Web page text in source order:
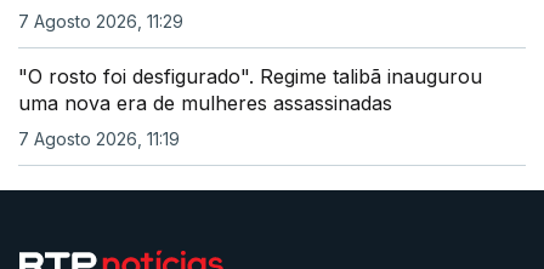
7 Agosto 2026, 11:29
"O rosto foi desfigurado". Regime talibã inaugurou
uma nova era de mulheres assassinadas
7 Agosto 2026, 11:19